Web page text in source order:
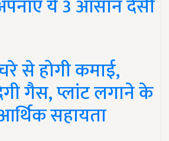
ये 3 आसान देसी
से होगी कमाई,
गैस, प्लांट लगाने के
सहायता